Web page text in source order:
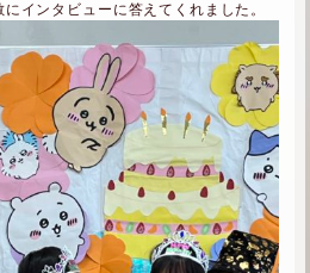
インタビューに答えてくれました。